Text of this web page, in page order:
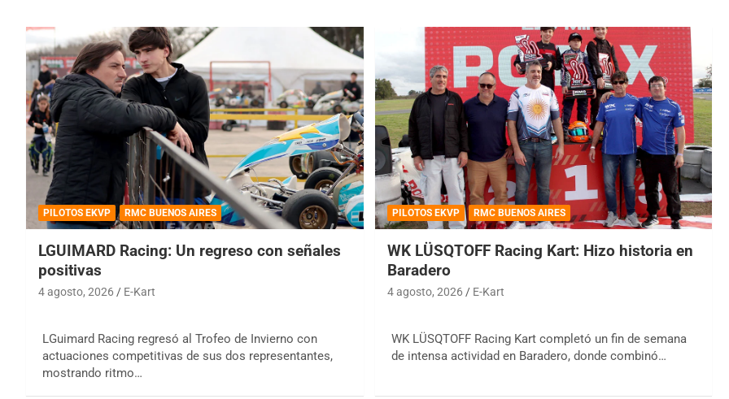
PILOTOS EKVP RMC BUENOS AIRES
LGUIMARD Racing: Un regreso con señales
positivas
4 agosto, 2026 E-Kart
LGuimard Racing regresó al Trofeo de Invierno con
actuaciones competitivas de sus dos representantes,
mostrando ritmo…
PILOTOS EKVP RMC BUENOS AIRES
WK LÜSQTOFF Racing Kart: Hizo historia en
Baradero
4 agosto, 2026 E-Kart
WK LÜSQTOFF Racing Kart completó un fin de semana
de intensa actividad en Baradero, donde combinó…